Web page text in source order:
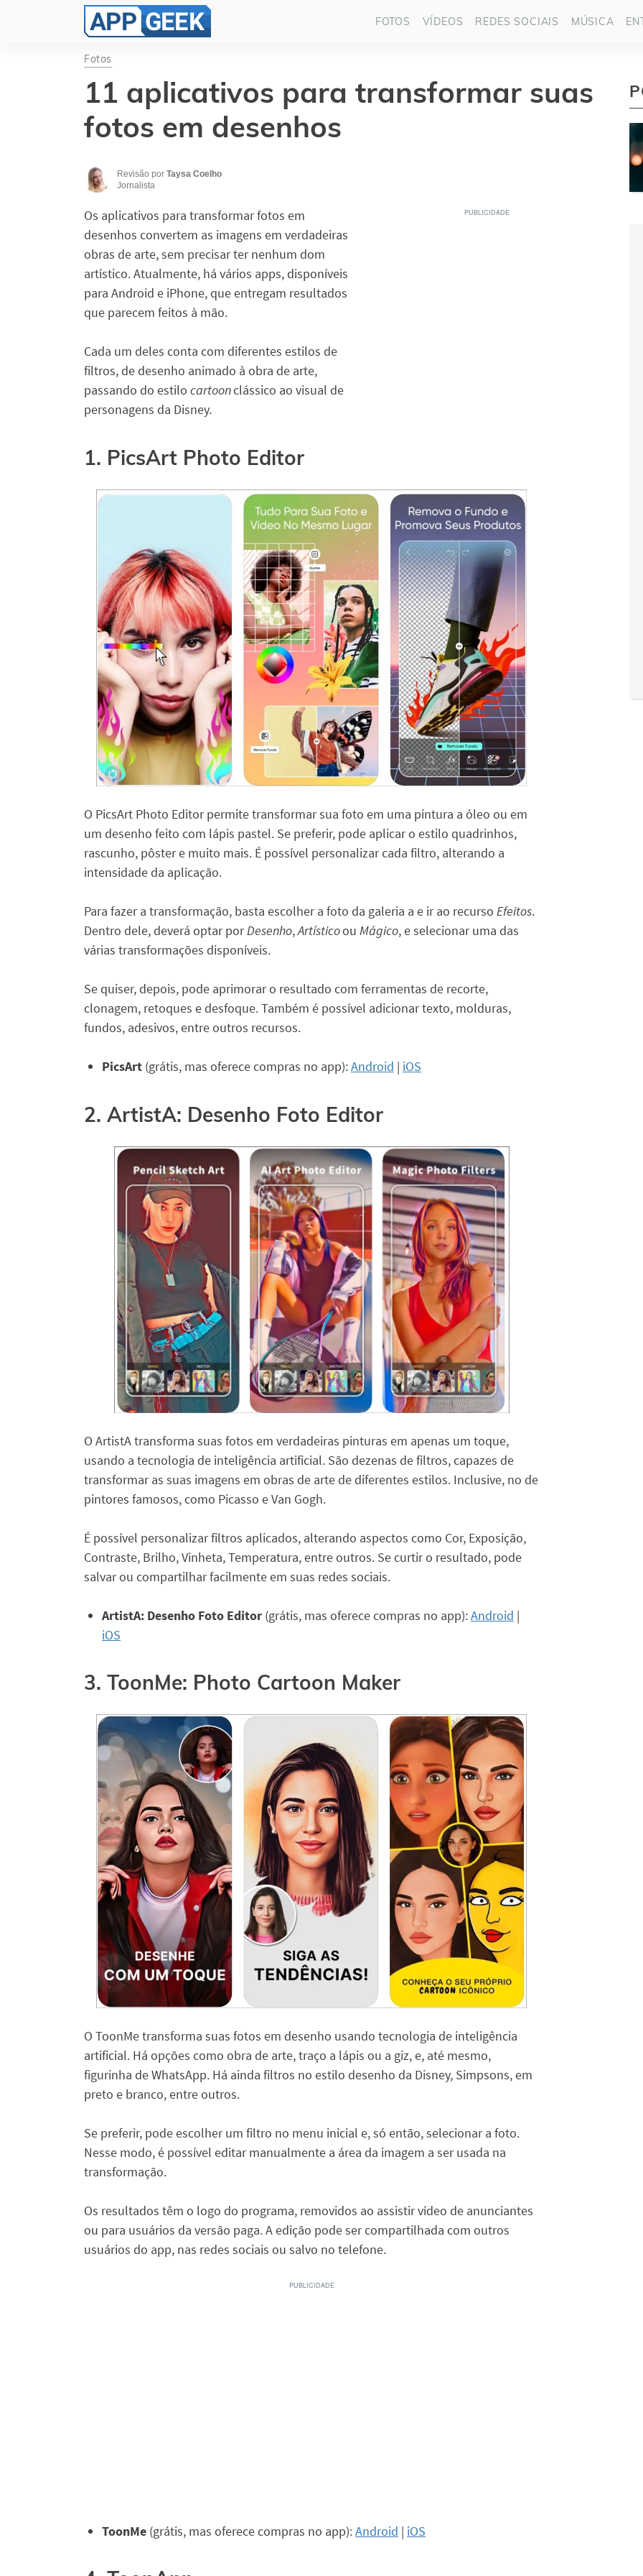
FOTOS VÍDEOS REDES SOCIAIS MÚSICA
Fotos
11 aplicativos para transformar suas
fotos em desenhos
Revisão por Taysa Coelho
Jornalista
Os aplicativos para transformar fotos em
desenhos convertem as imagens em verdadeiras
obras de arte, sem precisar ter nenhum dom
artístico. Atualmente, há vários apps, disponíveis
para Android e iPhone, que entregam resultados
que parecem feitos à mão.
Cada um deles conta com diferentes estilos de
filtros, de desenho animado à obra de arte,
passando do estilo cartoonclássico ao visual de
personagens da Disney.
1. PicsArt Photo Editor
O PicsArt Photo Editor permite transformar sua foto em uma pintura a óleo ou em
um desenho feito com lápis pastel. Se preferir, pode aplicar o estilo quadrinhos,
rascunho, pôster e muito mais. É possível personalizar cada filtro, alterando a
intensidade da aplicação.
Para fazer a transformação, basta escolher a foto da galeria a e ir ao recurso Efeitos.
Dentro dele, deverá optar porDesenho,Artísticoou Mágico, e selecionar uma das
várias transformações disponíveis.
Se quiser, depois, pode aprimorar o resultado com ferramentas de recorte,
clonagem, retoques e desfoque. Também é possível adicionar texto, molduras,
fundos, adesivos, entre outros recursos.
PicsArt (grátis, mas oferece compras no app):Android | iOS
2. ArtistA: Desenho Foto Editor
O ArtistA transforma suas fotos em verdadeiras pinturas em apenas um toque,
usando a tecnologia de inteligência artificial. São dezenas de filtros, capazes de
transformar as suas imagens em obras de arte de diferentes estilos. Inclusive, no de
pintores famosos, como Picasso e Van Gogh.
É possível personalizar filtros aplicados, alterando aspectos como Cor, Exposição,
Contraste, Brilho, Vinheta, Temperatura, entre outros. Se curtir o resultado, pode
salvar ou compartilhar facilmente em suas redes sociais.
ArtistA: Desenho Foto Editor (grátis, mas oferece compras no app):Android |
iOS
3. ToonMe: Photo Cartoon Maker
O ToonMe transforma suas fotos em desenho usando tecnologia de inteligência
artificial. Há opções como obra de arte, traço a lápis ou a giz, e, até mesmo,
figurinha de WhatsApp. Há ainda filtros no estilo desenho da Disney, Simpsons, em
preto e branco, entre outros.
Se preferir, pode escolher um filtro no menu inicial e, só então, selecionar a foto.
Nesse modo, é possível editar manualmente a área da imagem a ser usada na
transformação.
Os resultados têm o logo do programa, removidos ao assistir vídeo de anunciantes
ou para usuários da versão paga. A edição pode ser compartilhada com outros
usuários do app, nas redes sociais ou salvo no telefone.
ToonMe (grátis, mas oferece compras no app):Android | iOS